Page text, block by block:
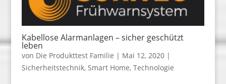
Kabellose Alarmanlagen – sicher geschützt
leben
von Die Produkttest Familie | Mai 12, 2020|
Sicherheitstechnik, Smart Home, Technologie